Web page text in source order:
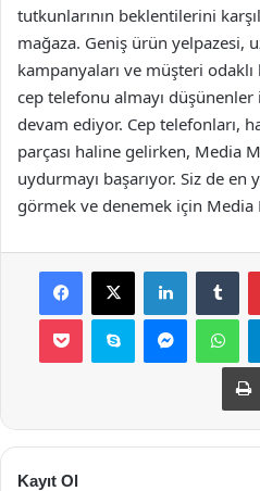
tutkunlarının beklentilerini
mağaza. Geniş ürün yelpazesi,
kampanyaları ve müşteri
cep telefonu almayı
devam ediyor. Cep telefonları,
parçası haline gelirken, Media
uydurmayı başarıyor. Siz de en
görmek ve denemek için Media
Facebook
X LinkedIn
Pocket Skype
Kayıt Ol